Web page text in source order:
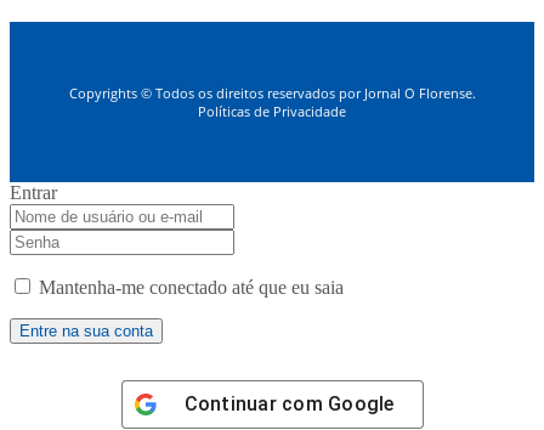
Copyrights © Todos os direitos reservados por Jornal O Florense.
Políticas de Privacidade
Entrar
Mantenha-me conectado até que eu saia
Continuar com Google